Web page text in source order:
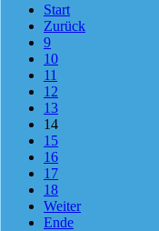
Start
Zurück
9
10
11
12
13
14
15
16
17
18
Weiter
Ende